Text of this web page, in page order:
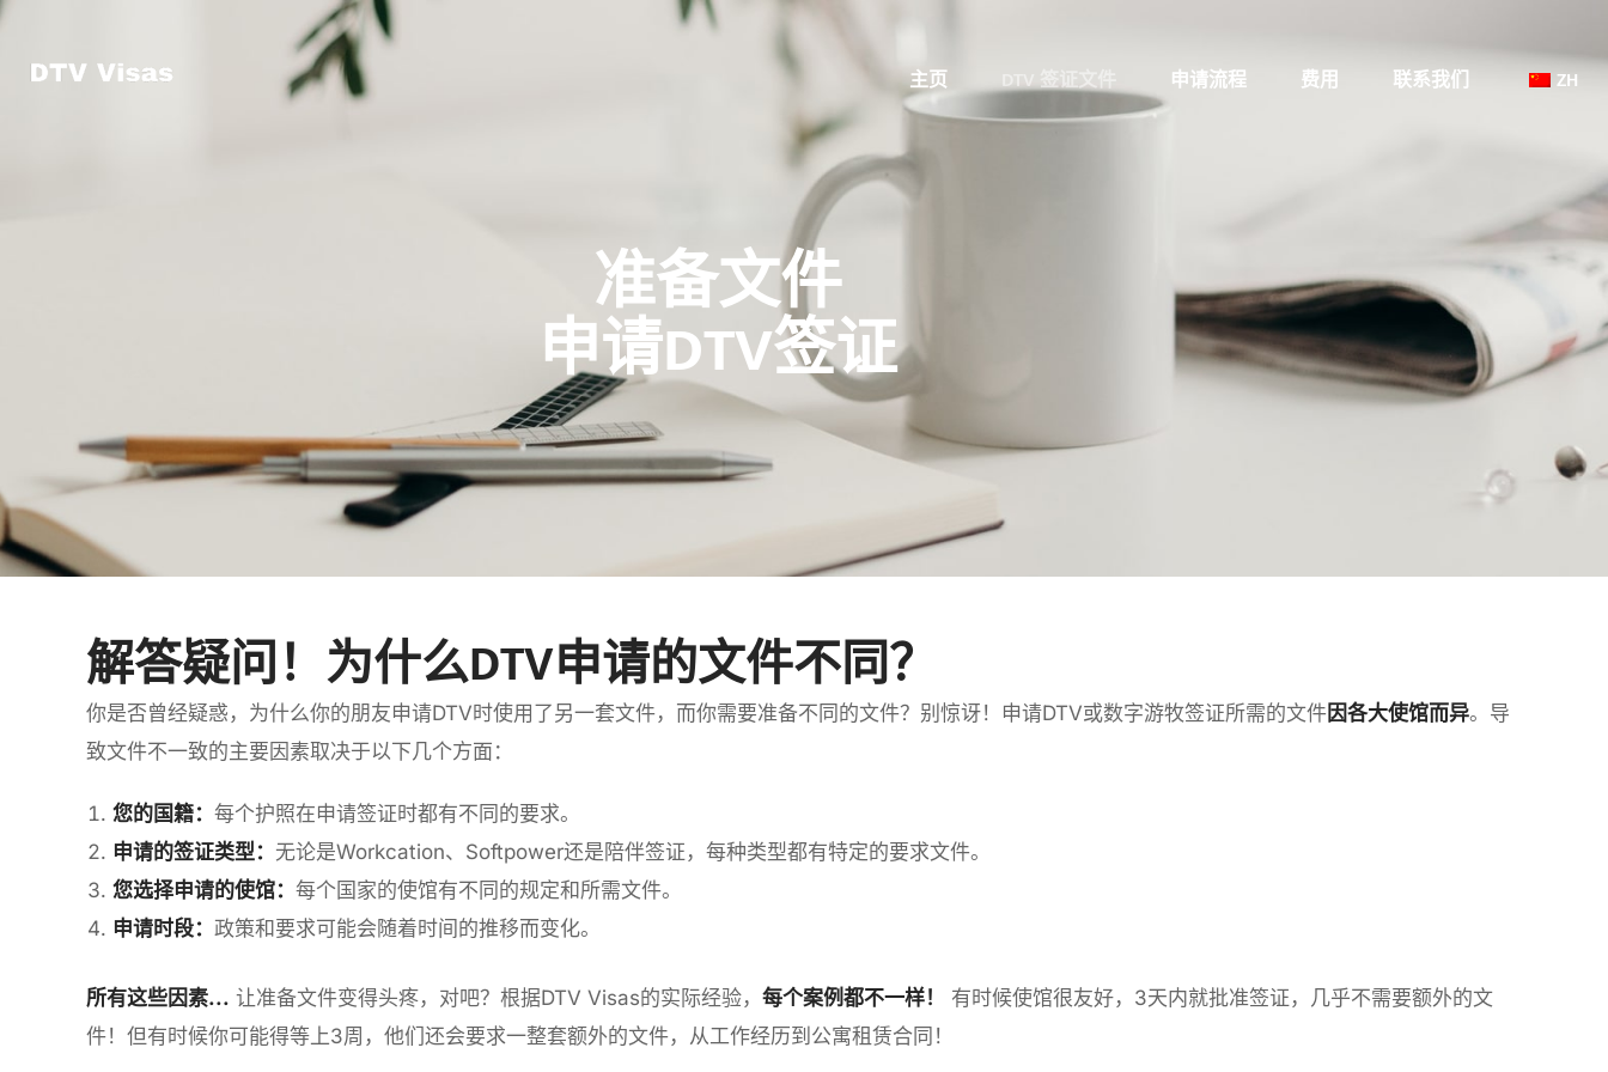
主页 DTV 签证文件 申请流程 费用 联系我们 ZH
准备文件
申请DTV签证
解答疑问！为什么DTV申请的文件不同？
你是否曾经疑惑，为什么你的朋友申请DTV时使用了另一套文件，而你需要准备不同的文件？别惊讶！申请DTV或数字游牧签证所需的文件因各大使馆而异。导
致文件不一致的主要因素取决于以下几个方面：
您的国籍：每个护照在申请签证时都有不同的要求。
申请的签证类型： 无论是Workcation、Softpower还是陪伴签证，每种类型都有特定的要求文件。
您选择申请的使馆：每个国家的使馆有不同的规定和所需文件。
申请时段：政策和要求可能会随着时间的推移而变化。
所有这些因素... 让准备文件变得头疼，对吧？根据DTV Visas的实际经验， 每个案例都不一样！
有时候使馆很友好，3天内就批准签证，几乎不需要额外的文
件！但有时候你可能得等上3周，他们还会要求一整套额外的文件，从工作经历到公寓租赁合同！